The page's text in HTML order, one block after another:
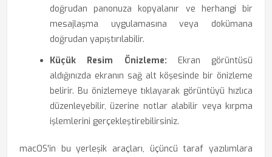
doğrudan panonuza kopyalanır ve herhangi bir
mesajlaşma uygulamasına veya dokümana
doğrudan yapıştırılabilir.
Küçük Resim Önizleme: Ekran görüntüsü
aldığınızda ekranın sağ alt köşesinde bir önizleme
belirir. Bu önizlemeye tıklayarak görüntüyü hızlıca
düzenleyebilir, üzerine notlar alabilir veya kırpma
işlemlerini gerçekleştirebilirsiniz.
macOS'in bu yerleşik araçları, üçüncü taraf yazılımlara